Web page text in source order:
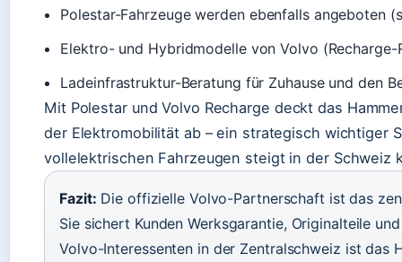
Polestar-Fahrzeuge werden ebenfalls angeboten
Elektro- und Hybridmodelle von Volvo (Recharge-
Ladeinfrastruktur-Beratung für Zuhause und den
Mit Polestar und Volvo Recharge deckt das
der Elektromobilität ab – ein strategisch wichtiger
vollelektrischen Fahrzeugen steigt in der Schweiz
Fazit: Die offizielle Volvo-Partnerschaft ist das
Sie sichert Kunden Werksgarantie, Originalteile
Volvo-Interessenten in der Zentralschweiz ist das